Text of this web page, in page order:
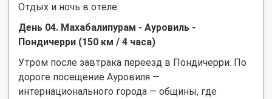
Отдых и ночь в отеле.
День 04. Махабалипурам - Ауровиль -
Пондичерри (150 км / 4 часа)
Утром после завтрака переезд в Пондичерри. По
дороге посещение Ауровиля —
интернационального города — общины, где